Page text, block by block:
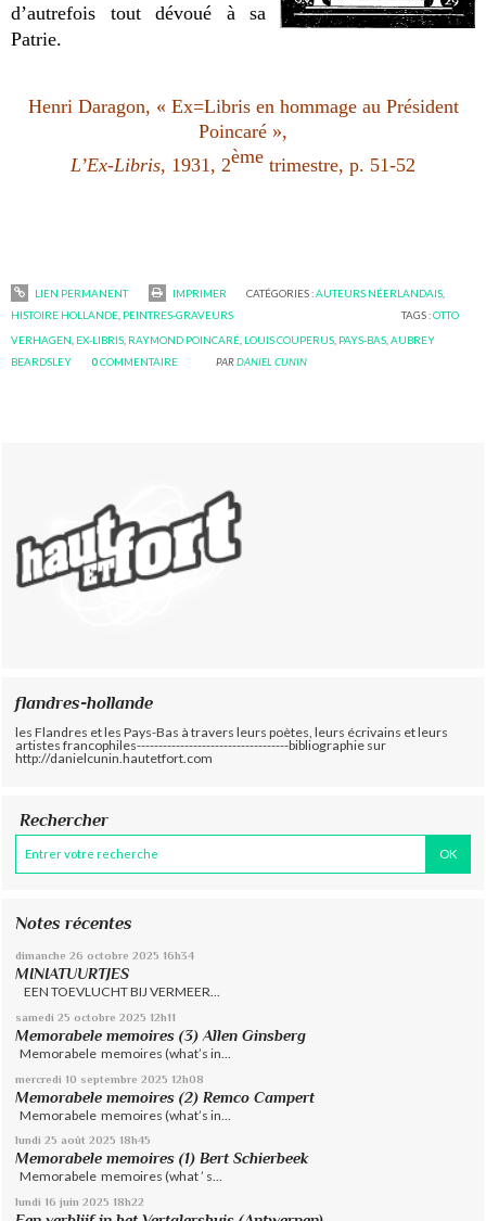
d’autrefois tout dévoué à sa
Patrie.
Henri Daragon, « Ex=Libris en hommage au Président
Poincaré »,
L’Ex-Libris, 1931, 2ème trimestre, p. 51-52
LIEN PERMANENT IMPRIMER CATÉGORIES :AUTEURS NÉERLANDAIS
HISTOIRE HOLLANDE PEINTRES-GRAVEURS TAGS :OTTO
VERHAGEN EX-LIBRIS RAYMOND POINCARÉ LOUIS COUPERUS PAYS-BAS ,AUBREY
BEARDSLEY
0COMMENTAIRE PARDANIEL CUNIN
flandres-hollande
les Flandres et les Pays-Bas à travers leurs poètes, leurs écrivains et leurs
artistes francophiles-----------------------------------bibliographie sur
http://danielcunin.hautetfort.com
Rechercher
Notes récentes
dimanche 26 octobre 2025 16h34
MINIATUURTJES
EEN TOEVLUCHT BIJ VERMEER...
samedi 25 octobre 2025 12h11
Memorabele memoires (3) Allen Ginsberg
Memorabele memoires (what’s in...
mercredi 10 septembre 2025 12h08
Memorabele memoires (2) Remco Campert
Memorabele memoires (what’s in...
lundi 25 août 2025 18h45
Memorabele memoires (1) Bert Schierbeek
Memorabele memoires (what ’ s...
lundi 16 juin 2025 18h22